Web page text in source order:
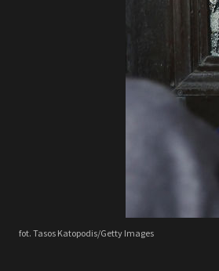
fot. Tasos Katopodis/Getty Images